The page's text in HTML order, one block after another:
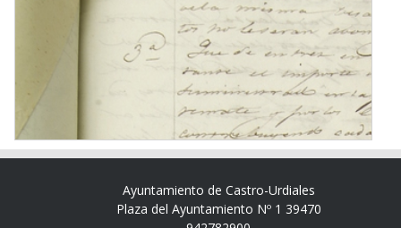
Ayuntamiento de Castro-Urdiales
Plaza del Ayuntamiento Nº 1 39470